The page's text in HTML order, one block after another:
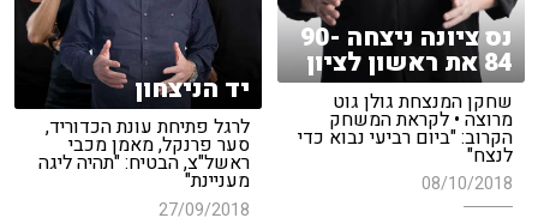
נס ציונה ניצחה 90-
84 את ראשון לציון
שחקן המנצחת גולן גוט
מרוצה • לקראת המשחק
הקרוב: "ביום רביעי נבוא כדי
לנצח"
08/10/2018
יד הניצחון
לרגל פתיחת עונת הכדוריד,
סער פרנקל, מאמן מכבי
ראשל"צ, הבטיח: "תהיה ליגה
מעניינת"
27/09/2018